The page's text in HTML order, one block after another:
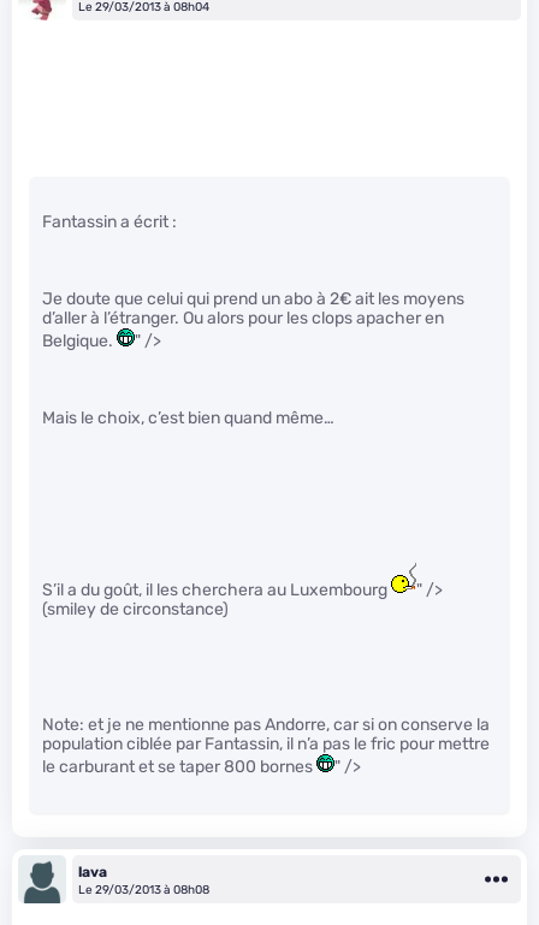
Le 29/03/2013 à 08h04
Fantassin a écrit :
Je doute que celui qui prend un abo à 2€ ait les moyens
d’aller à l’étranger. Ou alors pour les clops apacher en
Belgique.
" />
Mais le choix, c’est bien quand même…
S’il a du goût, il les cherchera au Luxembourg
" />
(smiley de circonstance)
Note: et je ne mentionne pas Andorre, car si on conserve la
population ciblée par Fantassin, il n’a pas le fric pour mettre
le carburant et se taper 800 bornes
" />
lava
Le 29/03/2013 à 08h08